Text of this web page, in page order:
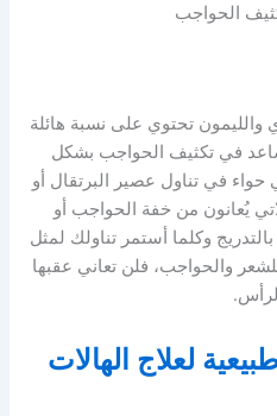
الحواجب
والليمون تحتوي على نسبة هائلة
في تكثيف الحواجب بشكل
في تناول عصير البرتقال أو
يُعانون من خفة الحواجب أو
وكلما أستمر تناولك لمثل
والحواجب، فلن تعاني عقبها
لعلاج الهالات